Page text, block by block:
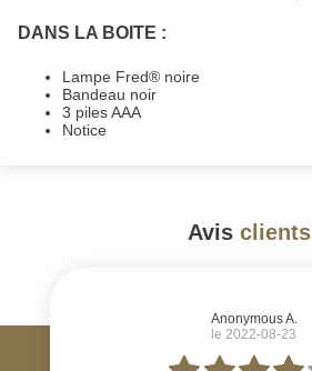
DANS LA BOITE :
Lampe Fred® noire
Bandeau noir
3 piles AAA
Notice
Avis clients
Anonymous A.
le 2022-08-23